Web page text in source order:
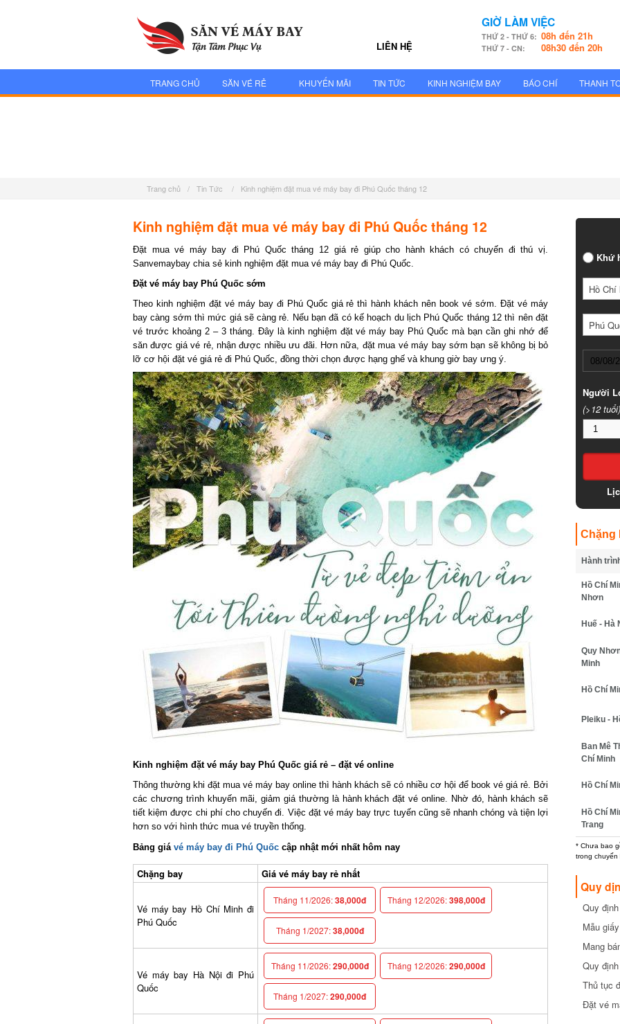
LIÊN HỆ
GIỜ LÀM VIỆC
THỨ 2 - THỨ 6:08h đến 21h
THỨ 7 - CN: 08h30 đến 20h
TRANG CHỦ SĂN VÉ RẺ KHUYẾN MÃI TIN TỨC KINH NGHIỆM BAY BÁO CHÍ THANH
Trang chủ / Tin Tức / Kinh nghiệm đặt mua vé máy bay đi Phú Quốc tháng 12
Kinh nghiệm đặt mua vé máy bay đi Phú Quốc tháng 12
Đặt mua vé máy bay đi Phú Quốc tháng 12 giá rẻ giúp cho hành khách có chuyến đi thú vị.
Sanvemaybay chia sẻ kinh nghiệm đặt mua vé máy bay đi Phú Quốc.
Đặt vé máy bay Phú Quốc sớm
Theo kinh nghiệm đặt vé máy bay đi Phú Quốc giá rẻ thì hành khách nên book vé sớm. Đặt vé máy
bay càng sớm thì mức giá sẽ càng rẻ. Nếu bạn đã có kế hoạch du lịch Phú Quốc tháng 12 thì nên đặt
vé trước khoảng 2 – 3 tháng. Đây là kinh nghiệm đặt vé máy bay Phú Quốc mà bạn cần ghi nhớ để
săn được giá vé rẻ, nhận được nhiều ưu đãi. Hơn nữa, đặt mua vé máy bay sớm bạn sẽ không bị bỏ
lỡ cơ hội đặt vé giá rẻ đi Phú Quốc,đồng thời chọn được hạng ghế và khung giờ bay ưng ý.
Kinh nghiệm đặt vé máy bay Phú Quốc giá rẻ – đặt vé online
Thông thường khi đặt mua vé máy bay online thì hành khách sẽ có nhiều cơ hội để book vé giá rẻ. Bởi
các chương trình khuyến mãi, giảm giá thường là hành khách đặt vé online. Nhờ đó, hành khách sẽ
tiết kiệm được chi phí cho chuyến đi. Việc đặt vé máy bay trực tuyến cũng sẽ nhanh chóng và tiện lợi
hơn so với hình thức mua vé truyền thống.
Bảng giávé máy bay đi Phú Quốccập nhật mới nhất hôm nay
Chặng bay Giá vé máy bay rẻ nhất
Vé máy bay Hồ Chí Minh đi
Phú Quốc
Tháng 11/2026:38,000đ Tháng 12/2026:398,000đ
Tháng 1/2027:38,000đ
Vé máy bay Hà Nội đi Phú
Quốc
Tháng 11/2026:290,000đ Tháng 12/2026:290,000đ
Tháng 1/2027:290,000đ
Khứ
Hồ Chí
Phú
Người
(>12 tuổi)
Chặng
Hành trình*
Hồ Chí
Nhơn
Huế - Hà
Quy Nhơn
Minh
Hồ Chí
Pleiku -
Ban Mê
Chí Minh
Hồ Chí
Hồ Chí
Trang
* Chưa bao
trong chuyến
Quy
Quy
cần biết
Mẫu
Mang
Quy
Thủ tục
Đặt vé